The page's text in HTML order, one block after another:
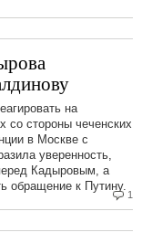
1
на
со стороны чеченских
в Москве с
уверенность,
Кадыровым, а
обращение к Путину.